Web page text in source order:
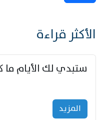
الأكثر قراءة
المزید